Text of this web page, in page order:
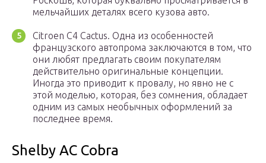
мельчайших деталях всего кузова авто.
Citroen C4 Cactus. Одна из особенностей
французского автопрома заключаются в том, что
они любят предлагать своим покупателям
действительно оригинальные концепции.
Иногда это приводит к провалу, но явно не с
этой моделью, которая, без сомнения, обладает
одним из самых необычных оформлений за
последнее время.
Shelby AC Cobra